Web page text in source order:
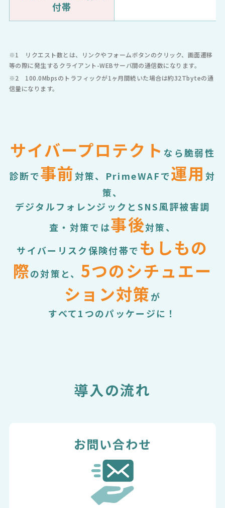
付帯
※1 リクエスト数とは、リンクやフォームボタンのクリック、画面遷移
等の際に発生するクライアント-WEBサーバ間の通信数になります。
※2 100.0Mbpsのトラフィックが1ヶ月間続いた場合は約32Tbyteの通
信量になります。
サイバープロテクト なら脆弱性
診断で事前対策、PrimeWAFで運用 対
策、
デジタルフォレンジックとSNS風評被害調
査・対策では事後対策、
サイバーリスク保険付帯で もしもの
際の対策と、 5つのシチュエー
ション対策が
すべて1つのパッケージに！
導入の流れ
お問い合わせ